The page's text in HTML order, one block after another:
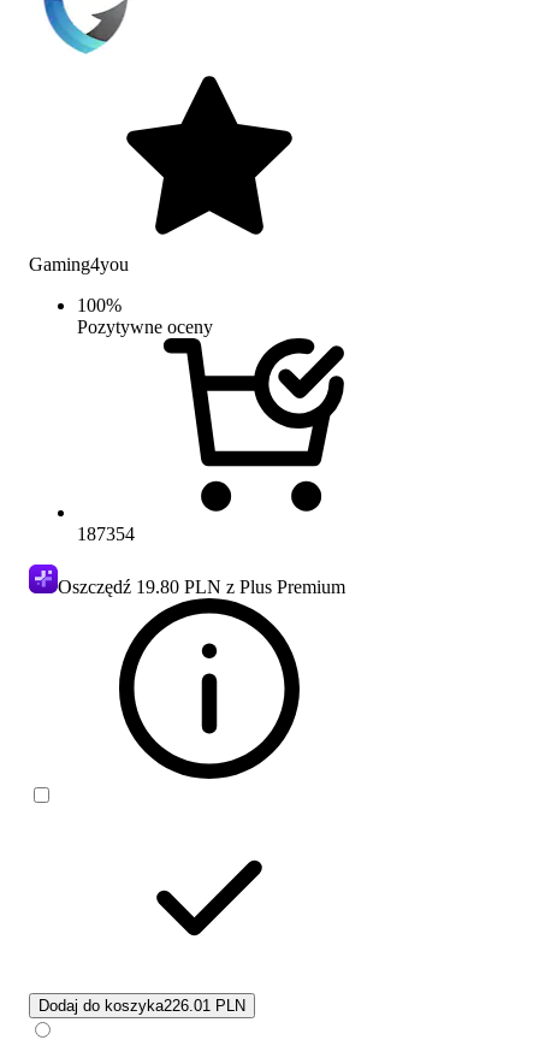
Gaming4you
100%
Pozytywne oceny
187354
Oszczędź 19.80 PLN z Plus Premium
Dodaj do koszyka226.01 PLN